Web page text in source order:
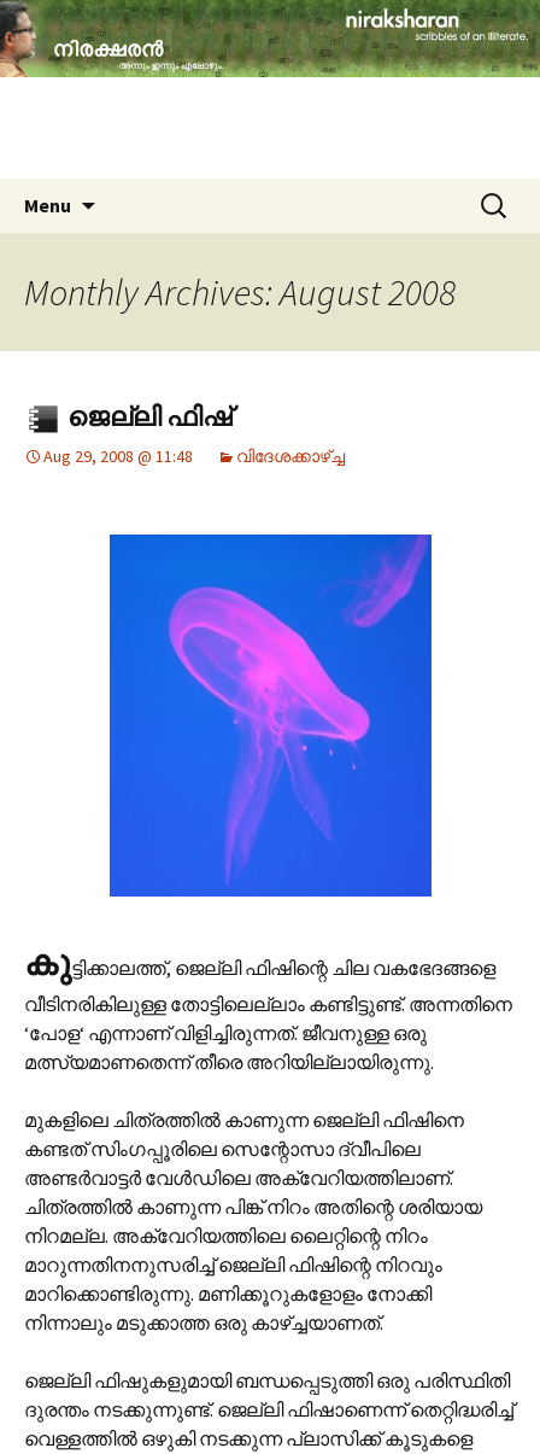
niraksharan (നിരക്ഷരൻ)
travelogues, book reviews, social issues,
cinema, memories & lot more…
Menu
Search
for:
Monthly Archives: August 2008
ജെല്ലി ഫിഷ്
Aug 29, 2008 @ 11:48 വിദേശക്കാഴ്ച്ച
കുട്ടിക്കാലത്ത്, ജെല്ലി ഫിഷിന്റെ ചില വകഭേദങ്ങളെ
വീടിനരികിലുള്ള തോട്ടിലെല്ലാം കണ്ടിട്ടുണ്ട്. അന്നതിനെ
‘പോള‘ എന്നാണ് വിളിച്ചിരുന്നത്. ജീവനുള്ള ഒരു
മത്സ്യമാണതെന്ന് തീരെ അറിയില്ലായിരുന്നു.
മുകളിലെ ചിത്രത്തില്‍ കാണുന്ന ജെല്ലി ഫിഷിനെ
കണ്ടത് സിംഗപ്പൂരിലെ സെന്റോസാ ദ്വീപിലെ
അണ്ടര്‍‌വാട്ടര്‍ വേള്‍‌ഡിലെ അക്വേറിയത്തിലാണ്.
ചിത്രത്തില്‍ കാണുന്ന പിങ്ക് നിറം അതിന്റെ ശരിയായ
നിറമല്ല. അക്വേറിയത്തിലെ ലൈറ്റിന്റെ നിറം
മാറുന്നതിനനുസരിച്ച് ജെല്ലി ഫിഷിന്റെ നിറവും
മാറിക്കൊണ്ടിരുന്നു. മണിക്കൂറുകളോളം നോക്കി
നിന്നാലും മടുക്കാത്ത ഒരു കാഴ്ച്ചയാണത്.
ജെല്ലി ഫിഷുകളുമായി ബന്ധപ്പെടുത്തി ഒരു പരിസ്ഥിതി
ദുരന്തം നടക്കുന്നുണ്ട്. ജെല്ലി ഫിഷാണെന്ന് തെറ്റിദ്ധരിച്ച്
വെള്ളത്തില്‍ ഒഴുകി നടക്കുന്ന പ്ലാസിക്ക് കൂടുകളെ